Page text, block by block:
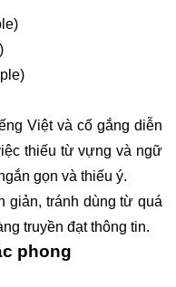
Việt và cố gắng diễn
thiếu từ vựng và ngữ
gọn và thiếu ý.
giản, tránh dùng từ quá
truyền đạt thông tin.
phong